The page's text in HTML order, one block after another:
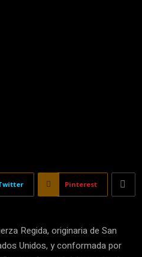
Pinterest
Regida, originaria de San
Unidos, y conformada por